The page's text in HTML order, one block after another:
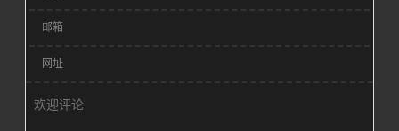
邮箱
网址